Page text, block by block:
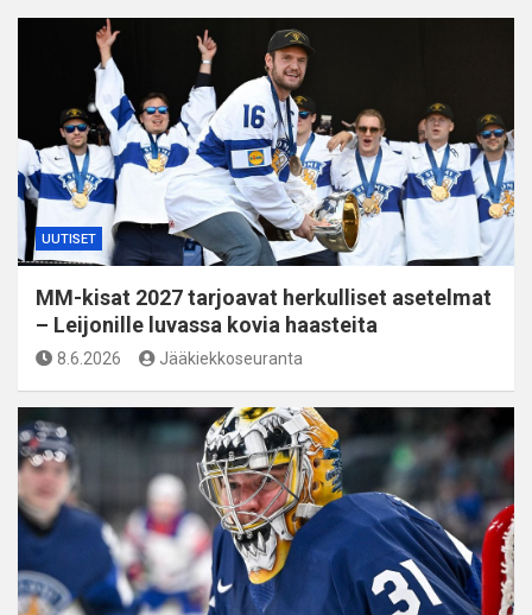
UUTISET
MM-kisat 2027 tarjoavat herkulliset asetelmat
– Leijonille luvassa kovia haasteita
8.6.2026 Jääkiekkoseuranta